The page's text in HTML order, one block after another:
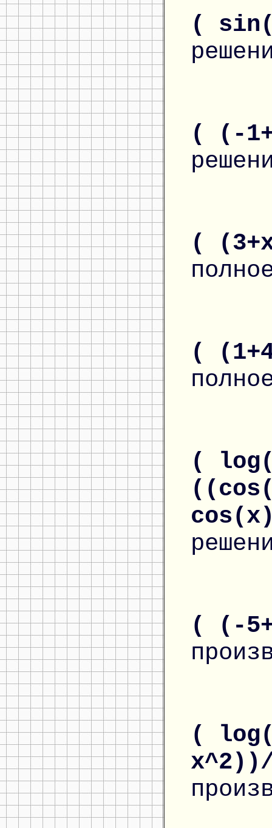
(
( (-
(
(
(
( (-
(